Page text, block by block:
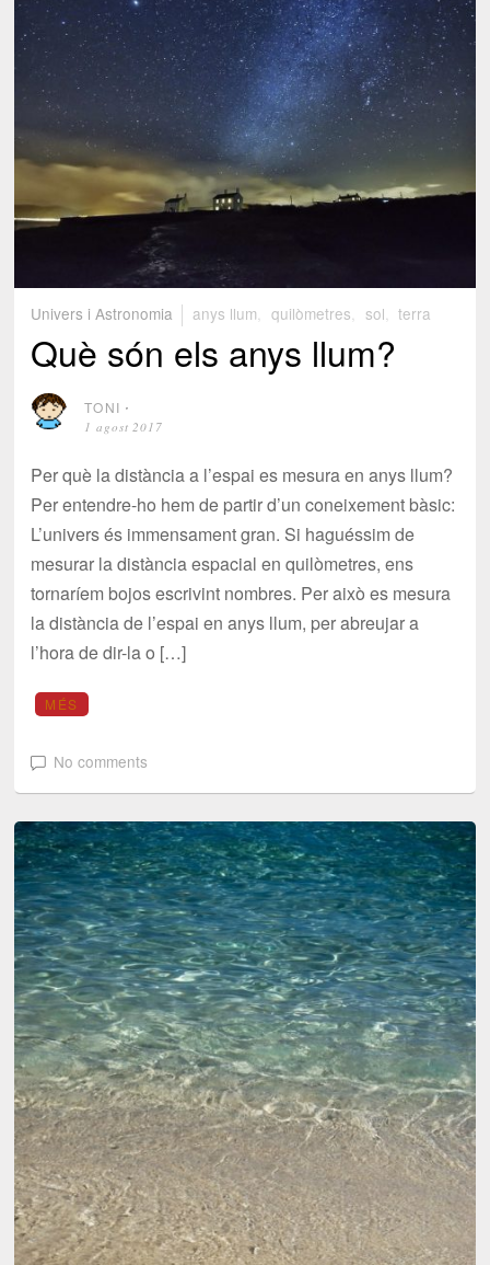
Univers i Astronomia anys llum quilòmetres sol terra
Què són els anys llum?
TONI ⋅
1 agost 2017
Per què la distància a l’espai es mesura en anys llum?
Per entendre-ho hem de partir d’un coneixement bàsic:
L’univers és immensament gran. Si haguéssim de
mesurar la distància espacial en quilòmetres, ens
tornaríem bojos escrivint nombres. Per això es mesura
la distància de l’espai en anys llum, per abreujar a
l’hora de dir-la o […]
MÉS
No comments